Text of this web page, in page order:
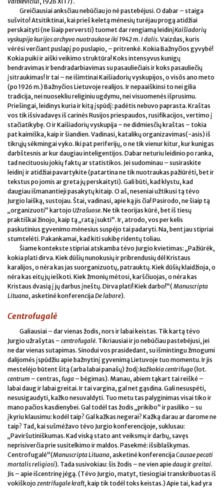
Greičiausiai anksčiau nebūčiau jo nė pastebėjusi. O dabar – staiga
sušvito! Atsitiktinai, kai prieš keletą mėnesių turėjau progą atidžiai
perskaityti (ne šiaip perversti) tuomet dar rengiamą leidinįKaišiadorių
vyskupija kurijos archyvo nuotraukose iki 1942m. Idalis. Vaizdas, kuris
vėrėsi verčiant puslapį po puslapio, – pritrenkė. Kokia Bažnyčios gyvybė!
Kokia puiki ir aiški veikimo struktūra! Koks intensyvus kunigų
bendravimas ir bendradarbiavimas su pasauliečiais ir koks pasauliečių
įsitraukimas! Ir tai – ne išimtinai Kaišiadorių vyskupijos, o visõs ano meto
(po 1926 m.) Bažnyčios Lietuvoje realijos. Ir nepaaiškinsi to nei gilia
tradicija, nei nuosekliu religiniu ugdymu, nei visuomenės išprusimu.
Priešingai, leidinys kuria ir kitą įspūdį: padėtis nebuvo paprasta. Kraštas
vos tik išsivadavęs iš carinės Rusijos priespaudos, rusifikacijos, vertimo į
stačiatikybę. O ir Kaišiadorių vyskupija – ne didmiesčių kraštas – tokia
pat kaimiška, kaip ir šiandien. Vadinasi, katalikų organizavimas(-asis) iš
tikrųjų sėkmingai vyko. Iki pat periferijų, o ne tik vienur kitur, kur kunigas
darbštesnis ar kur daugiau inteligentijos. Dabar neturiu leidinio po ranka,
tad necituosiu jokių faktų ar statistikos. Jei sudominau – susiraskite
leidinį ir atidžiai pavartykite (patartina ne tik nuotraukas pažiūrėti, bet ir
tekstus po jomis ar greta jų perskaityti). Gali būti, kad klystu, kad
daugiau išmanantieji pasakytų kitaip. O aš, neseniai užtikusi tą tėvo
Jurgio laišką, sustojau. Štai, vadinasi, apie ką jis čia! Pasirodo, ne šiaip tą
„organizuoti“ kartojo Užrašuose. Ne tik teorijas kūrė, bet iš tiesų
praktiškai žinojo, kaip tą „ratą įsukti“. Ir, atrodo, vos per kelis
paskutinius gyvenimo mėnesius suspėjo tai padaryti. Na, bent jau stipriai
stumtelėti. Pakankamai, kad kiti sukibę ridentų toliau.
Šiame kontekste stipriai atskamba tėvo Jurgio kvietimas: „Pažiūrėk,
kokia plati dirva. Kiek dūšių nunokusių ir pribrendusių dėl Kristaus
karalijos, o nėra kas jas suorganizuotų, patrauktų. Kiek dūšių klaidžioja, o
nėra kas eitų jų ieškoti. Kiek žmonių mėtosi, karščiuojas, o nėra kas
Kristaus dvasią į jų darbus įneštų. Dirva plati! Kiek darbo!“( Manuscripta
Lituana, asketinė konferencijaDe labore).
Centrofugalė
Galiausiai – dar vienas žodis, nors ir labai keistas. Tik kartą tėvo
Jurgio užrašytas – centrofugalė. Tikriausiai ir jo nebūčiau pastebėjusi, jei
ne dar vienas sutapimas. Sinodui vos prasidedant, su išmintingu žmogumi
dalijomės įspūdžiu apie bažnytinį gyvenimą Lietuvoje tuo momentu. Ir jis
mestelėjo būtent šitą (arba labai panašų) žodį:kažkokia centrifuga(lot.
centrum – centras, fuga – bėgimas). Manau, abiem tąkart tai reiškė –
labai daug ir labai greitai. Ir tai vargina, gal net gąsdina. Gali nesuspėti,
nesusigaudyti, kažko nesuvaldyti. Tuo metu tas palyginimas visai tiko ir
mano pačios kasdienybei. Gal todėl tas žodis „prikibo“ ir pasiliko – su
įkyriu klausimu: kodėl taip? Gal kažkas negerai? Kažką darau ar darome ne
taip? Tad, kai sušmėžavo tėvo Jurgio konferencijoje, suklusau:
„Paviršutiniškumas. Kad viską stato ant veiksmų ir darbų, savęs
neprisiverčia prie susitelkimo ir maldos. Pasekmė: išsiblaškymas.
Centrofugalė“(Manuscripta Lituana, asketinė konferencijaCausae pecati
mortalis religiosi). Tada susivokiau: šis žodis – ne vien apiedaugirgreitai.
Jis – apie išcentrinę jėgą. (Tėvo Jurgio, matyt, tiesiogiai transkribuotas iš
vokiškojo zentrifugale kraft, kaip tik todėl toks keistas.) Apie tai, kad yra